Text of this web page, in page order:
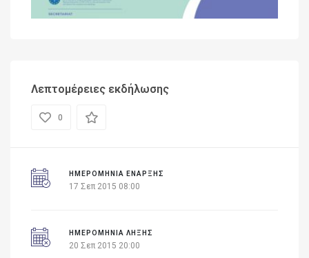
Λεπτομέρειες εκδήλωσης
0
ΗΜΕΡΟΜΗΝΊΑ ΈΝΑΡΞΗΣ
17 Σεπ 2015 08:00
ΗΜΕΡΟΜΗΝΙΑ ΛΗΞΗΣ
20 Σεπ 2015 20:00